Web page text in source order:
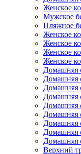
Женское
Мужское
Пляжное
Женское
Женское
Женское
Женское
Домашняя
Домашняя
Домашняя
Домашняя
Домашняя
Домашняя
Домашняя
Домашняя
Домашняя
Верхний